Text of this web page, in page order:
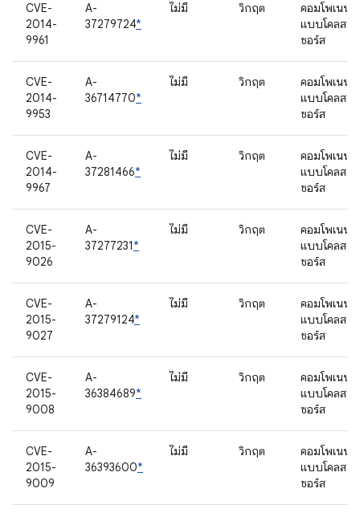
CVE-
2014-
9961
A-
37279724*
ไม่มี วิกฤต
คอมโพเนนต์
แบบโคลส
ซอร์ส
CVE-
2014-
9953
A-
36714770*
ไม่มี วิกฤต
คอมโพเนนต์
แบบโคลส
ซอร์ส
CVE-
2014-
9967
A-
37281466*
ไม่มี วิกฤต
คอมโพเนนต์
แบบโคลส
ซอร์ส
CVE-
2015-
9026
A-
37277231*
ไม่มี วิกฤต
คอมโพเนนต์
แบบโคลส
ซอร์ส
CVE-
2015-
9027
A-
37279124*
ไม่มี วิกฤต
คอมโพเนนต์
แบบโคลส
ซอร์ส
CVE-
2015-
9008
A-
36384689*
ไม่มี วิกฤต
คอมโพเนนต์
แบบโคลส
ซอร์ส
CVE-
2015-
9009
A-
36393600*
ไม่มี วิกฤต
คอมโพเนนต์
แบบโคลส
ซอร์ส